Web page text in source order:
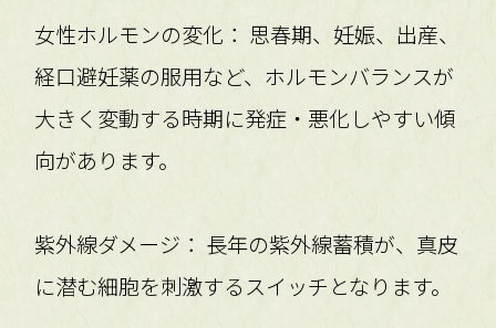
女性ホルモンの変化： 思春期、妊娠、出産、
経口避妊薬の服用など、ホルモンバランスが
大きく変動する時期に発症・悪化しやすい傾
向があります。
紫外線ダメージ： 長年の紫外線蓄積が、真皮
に潜む細胞を刺激するスイッチとなります。